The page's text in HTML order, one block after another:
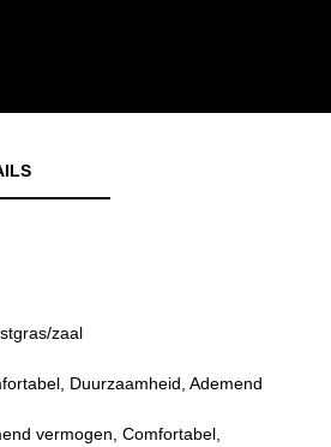
zaal
Duurzaamheid, Ademend
vermogen, Comfortabel,